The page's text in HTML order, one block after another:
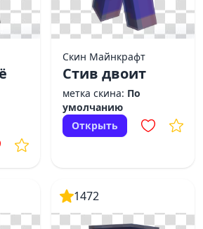
Скин Майнкрафт
Стив двоит
метка скина: По
умолчанию
Открыть
1472